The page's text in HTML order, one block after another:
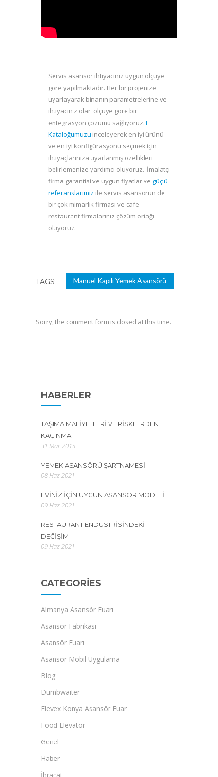
Servis asansör ihtiyacınız uygun ölçüye
göre yapılmaktadır. Her bir projenize
uyarlayarak binanın parametrelerine ve
ihtiyacınız olan ölçüye göre bir
entegrasyon çözümü sağlıyoruz. E
Kataloğumuzu inceleyerek en iyi ürünü
ve en iyi konfigürasyonu seçmek için
ihtiyaçlarınıza uyarlanmış özellikleri
belirlemenize yardımcı oluyoruz. İmalatçı
firma garantisi ve uygun fiyatlar ve güçlü
referanslarımız ile servis asansörün de
bir çok mimarlık firması ve cafe
restaurant firmalarınız çözüm ortağı
oluyoruz.
TAGS: Manuel Kapılı Yemek Asansörü
Sorry, the comment form is closed at this time.
HABERLER
TAŞIMA MALIYETLERI VE RISKLERDEN
KAÇINMA
31 Mar 2015
YEMEK ASANSÖRÜ ŞARTNAMESI
08 Haz 2021
EVINIZ İÇIN UYGUN ASANSÖR MODELI
09 Haz 2021
RESTAURANT ENDÜSTRISINDEKI
DEĞIŞIM
09 Haz 2021
CATEGORIES
Almanya Asansör Fuarı
Asansör Fabrikası
Asansör Fuarı
Asansör Mobil Uygulama
Blog
Dumbwaiter
Elevex Konya Asansör Fuarı
Food Elevator
Genel
Haber
İhracat